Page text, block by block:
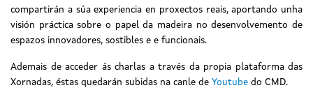
compartirán a súa experiencia en proxectos reais, aportando unha
visión práctica sobre o papel da madeira no desenvolvemento de
espazos innovadores, sostibles e e funcionais.
Ademais de acceder ás charlas a través da propia plataforma das
Xornadas, éstas quedarán subidas na canle de Youtube do CMD.